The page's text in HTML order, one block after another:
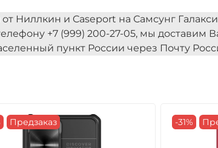
Ниллкин и Caseport на Самсунг
+7 (999) 200-27-05, мы доставим
пункт России через Почту
Предзаказ -31%